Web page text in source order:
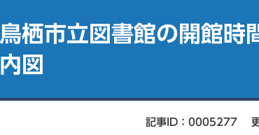
鳥栖市立図書館の開館時
内図
記事ID：0005277